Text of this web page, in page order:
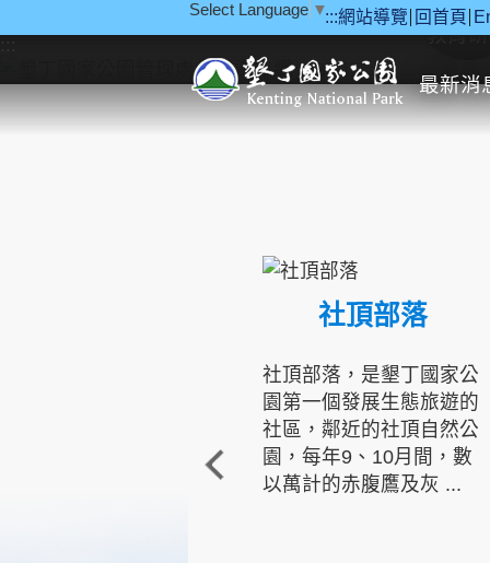
:::網站導覽 回首頁
Select Language ▼
最新消
::: 教育
社頂部落
社頂部落，是墾丁國家公
園第一個發展生態旅遊的
社區，鄰近的社頂自然公
園，每年9、10月間，數
以萬計的赤腹鷹及灰 ...